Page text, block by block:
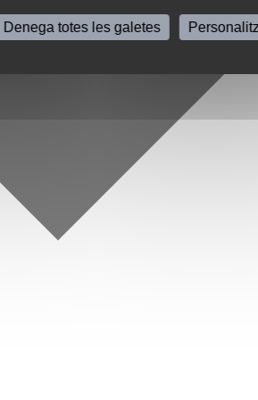
Denega totes les galetes